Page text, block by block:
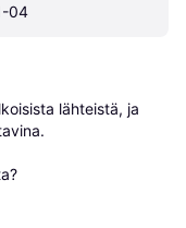
04
lähteistä, ja